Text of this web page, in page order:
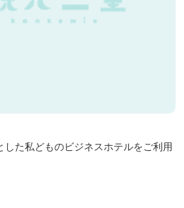
た私どものビジネスホテルをご利用